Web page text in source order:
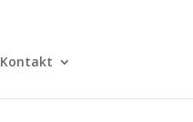
Kontakt